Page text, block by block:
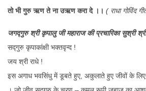
तो भी गुरु ऋण ते ना उऋण करा दे ।। ( राधा गोविंद
जगद्गुरु श्री कृपालु जी महाराज की प्रचारिका सुश्री
सद्गुरु कृपाकांक्षी भक्तवृन्द !
जय श्री राधे !
इस अगाध भवसिंधु में डूबते हुए, अकुलाते हुए जीवों के